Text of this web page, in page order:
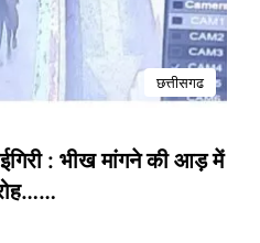
छत्तीसगढ
: भीख मांगने की आड़ में